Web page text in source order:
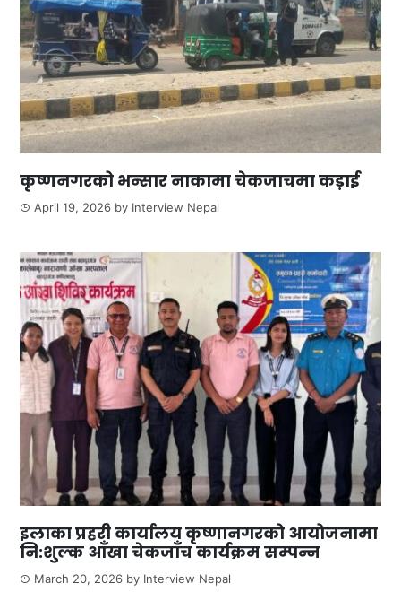
कृष्णनगरको भन्सार नाकामा चेकजाचमा कड़ाई
April 19, 2026 by Interview Nepal
इलाका प्रहरी कार्यालय कृष्णानगरको आयोजनामा
नि:शुल्क आँखा चेकजाँच कार्यक्रम सम्पन्न
March 20, 2026 by Interview Nepal